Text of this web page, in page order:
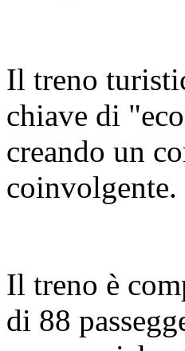
Il treno
chiave di
creando un
coinvolgente.
Il treno è
di 88